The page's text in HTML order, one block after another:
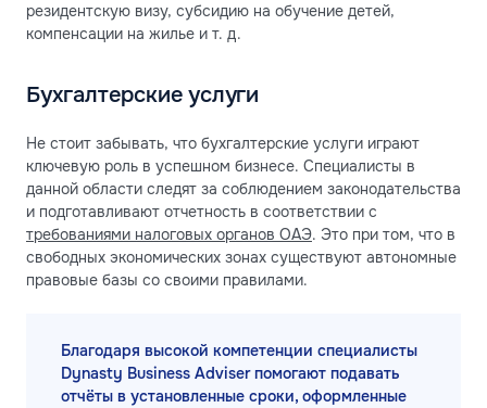
резидентскую визу, субсидию на обучение детей,
компенсации на жилье и т. д.
Бухгалтерские услуги
Не стоит забывать, что бухгалтерские услуги играют
ключевую роль в успешном бизнесе. Специалисты в
данной области следят за соблюдением законодательства
и подготавливают отчетность в соответствии с
требованиями налоговых органов ОАЭ. Это при том, что в
свободных экономических зонах существуют автономные
правовые базы со своими правилами.
Благодаря высокой компетенции специалисты
Dynasty Business Adviser помогают подавать
отчёты в установленные сроки, оформленные